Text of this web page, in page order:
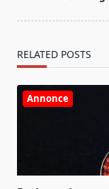
RELATED POSTS
Annonce